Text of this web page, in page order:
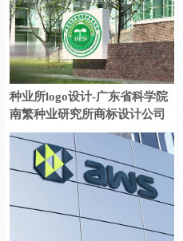
种业所logo设计-广东省科学院
南繁种业研究所商标设计公司